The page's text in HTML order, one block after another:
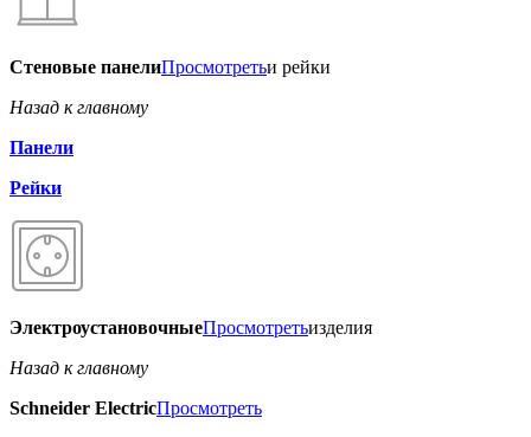
Стеновые панелиПросмотретьи рейки
Назад к главному
Панели
Рейки
ЭлектроустановочныеПросмотретьизделия
Назад к главному
Schneider ElectricПросмотреть